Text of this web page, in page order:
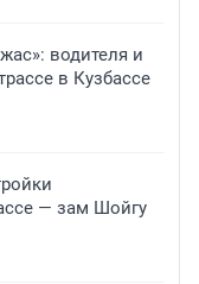
водителя и
в Кузбассе
— зам Шойгу